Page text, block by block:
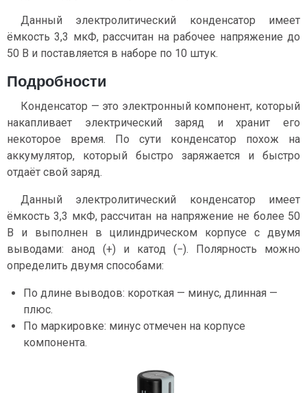
Данный электролитический конденсатор имеет
ёмкость 3,3 мкФ, рассчитан на рабочее напряжение до
50 В и поставляется в наборе по 10 штук.
Подробности
Конденсатор — это электронный компонент, который
накапливает электрический заряд и хранит его
некоторое время. По сути конденсатор похож на
аккумулятор, который быстро заряжается и быстро
отдаёт свой заряд.
Данный электролитический конденсатор имеет
ёмкость 3,3 мкФ, рассчитан на напряжение не более 50
В и выполнен в цилиндрическом корпусе с двумя
выводами: анод (+) и катод (−). Полярность можно
определить двумя способами:
По длине выводов: короткая — минус, длинная —
плюс.
По маркировке: минус отмечен на корпусе
компонента.